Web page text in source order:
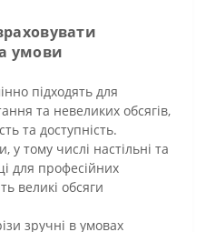
умови
підходять для
та невеликих обсягів,
та доступність.
у тому числі настільні та
для професійних
великі обсяги
зручні в умовах